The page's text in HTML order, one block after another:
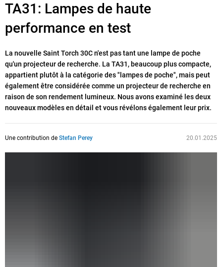
TA31: Lampes de haute
performance en test
La nouvelle Saint Torch 30C n'est pas tant une lampe de poche
qu'un projecteur de recherche. La TA31, beaucoup plus compacte,
appartient plutôt à la catégorie des "lampes de poche", mais peut
également être considérée comme un projecteur de recherche en
raison de son rendement lumineux. Nous avons examiné les deux
nouveaux modèles en détail et vous révélons également leur prix.
Une contribution de Stefan Perey 20.01.2025